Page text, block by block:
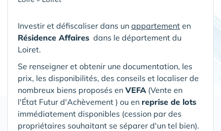
Investir et défiscaliser dans un appartement en
Résidence Affaires dans le département du
Loiret.
Se renseigner et obtenir une documentation, les
prix, les disponibilités, des conseils et localiser de
nombreux biens proposés en VEFA (Vente en
l'État Futur d'Achèvement ) ou en reprise de lots
immédiatement disponibles (cession par des
propriétaires souhaitant se séparer d'un tel bien).